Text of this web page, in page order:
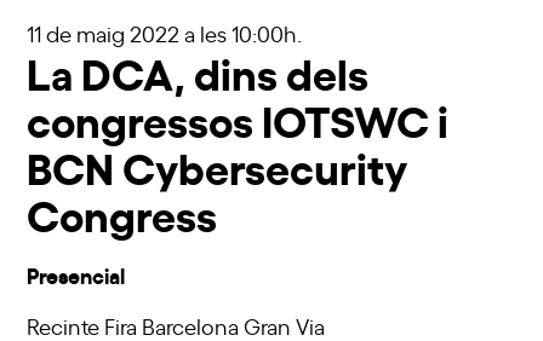
11 de maig 2022a les 10:00h.
La DCA, dins dels
congressos IOTSWC i
BCN Cybersecurity
Congress
Presencial
Recinte Fira Barcelona Gran Via